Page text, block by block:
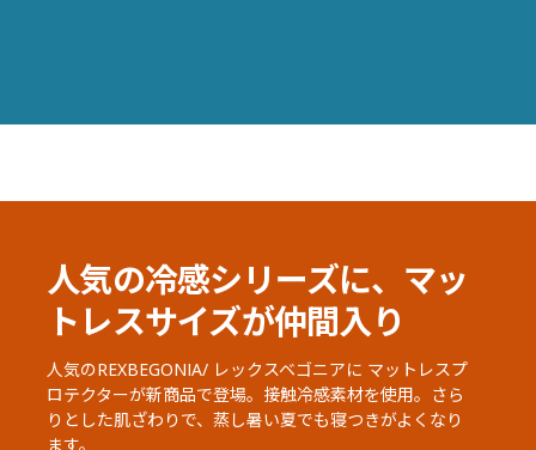
人気の冷感シリーズに、マッ
トレスサイズが仲間入り
人気のREXBEGONIA/ レックスベゴニアに マットレスプ
ロテクターが新商品で登場。接触冷感素材を使用。さら
りとした肌ざわりで、蒸し暑い夏でも寝つきがよくなり
ます。